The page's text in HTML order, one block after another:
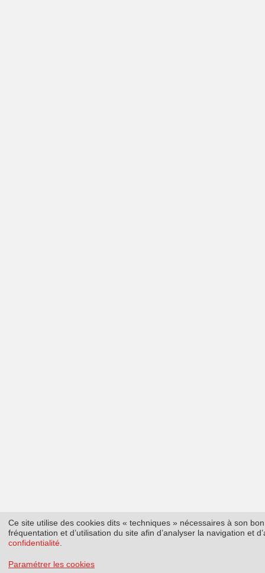
Ce site utilise des cookies dits « techniques » nécessaires à son
fréquentation et d’utilisation du site afin d’analyser la navigation et
confidentialité
Paramétrer les cookies